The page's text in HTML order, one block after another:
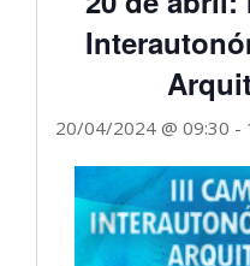
20/04/2024 @ 09:30 -